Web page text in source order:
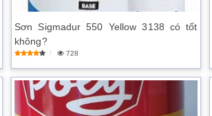
Sơn Sigmadur 550 Yellow 3138 có tốt
không?
728